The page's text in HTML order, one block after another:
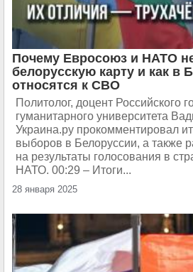
Почему Евросоюз и НАТО
белорусскую карту и как в
относятся к СВО
Политолог, доцент Российского
гуманитарного университета
Украина.ру прокомментировал
выборов в Белоруссии, а также
на результаты голосования в
НАТО. 00:29 – Итоги...
28 января 2025